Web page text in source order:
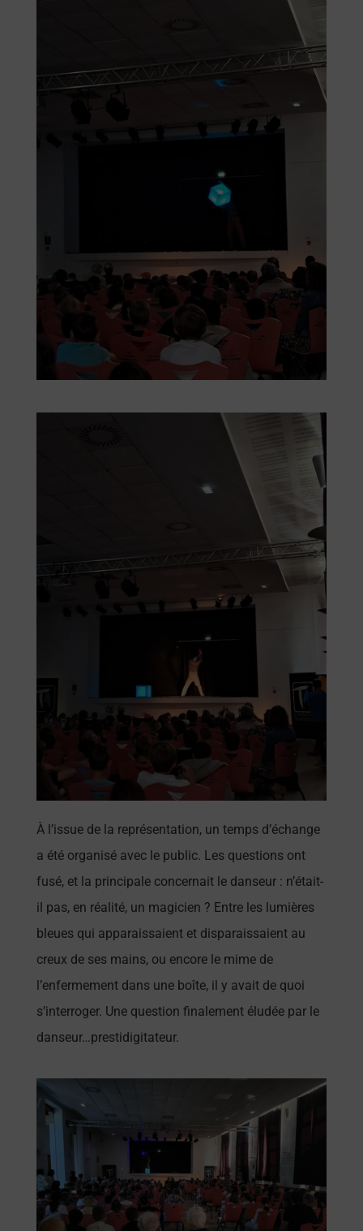
À l’issue de la représentation, un temps d’échange
a été organisé avec le public. Les questions ont
fusé, et la principale concernait le danseur : n’était-
il pas, en réalité, un magicien ? Entre les lumières
bleues qui apparaissaient et disparaissaient au
creux de ses mains, ou encore le mime de
l’enfermement dans une boîte, il y avait de quoi
s’interroger. Une question finalement éludée par le
danseur…prestidigitateur.